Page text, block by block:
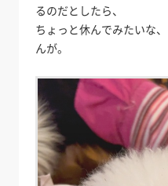
るのだとしたら、
ちょっと休んでみたいな
んが。